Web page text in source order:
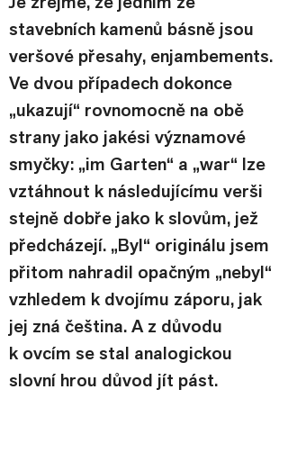
stavebních kamenů básně jsou
veršové přesahy, enjambements.
Ve dvou případech dokonce
„ukazují“ rovnomocně na obě
strany jako jakési významové
smyčky: „im Garten“ a „war“ lze
vztáhnout k následujícímu verši
stejně dobře jako k slovům, jež
předcházejí. „Byl“ originálu jsem
přitom nahradil opačným „nebyl“
vzhledem k dvojímu záporu, jak
jej zná čeština. A z důvodu
k ovcím se stal analogickou
slovní hrou důvod jít pást.